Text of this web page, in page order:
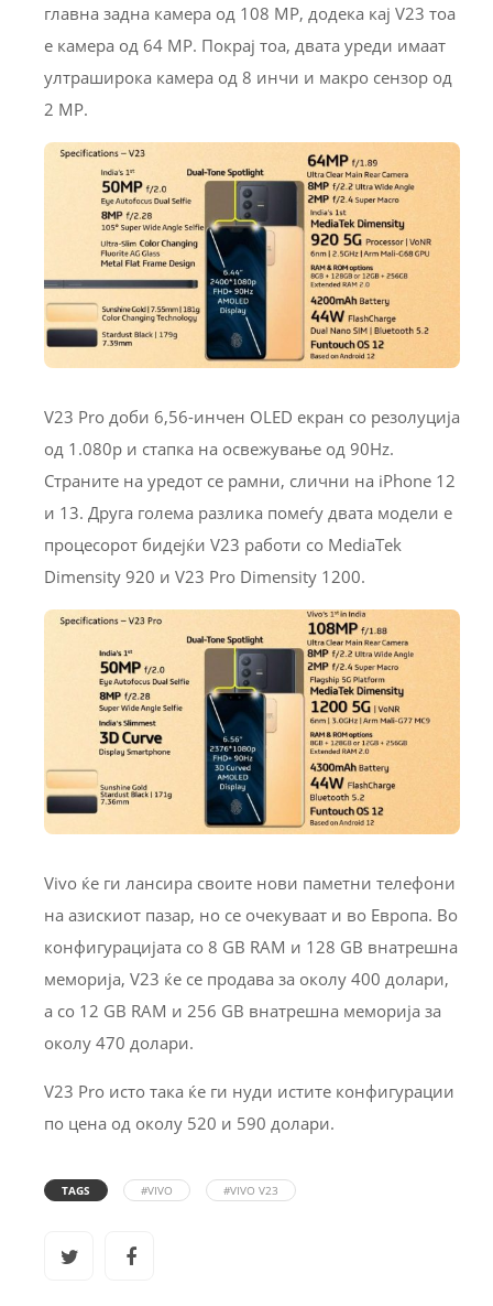
главна задна камера од 108 MP, додека кај V23 тоа
е камера од 64 MP. Покрај тоа, двата уреди имаат
ултраширока камера од 8 инчи и макро сензор од
2 MP.
V23 Pro доби 6,56-инчен OLED екран со резолуција
од 1.080p и стапка на освежување од 90Hz.
Страните на уредот се рамни, слични на iPhone 12
и 13. Друга голема разлика помеѓу двата модели е
процесорот бидејќи V23 работи со MediaTek
Dimensity 920 и V23 Pro Dimensity 1200.
Vivo ќе ги лансира своите нови паметни телефони
на азискиот пазар, но се очекуваат и во Европа. Во
конфигурацијата со 8 GB RAM и 128 GB внатрешна
меморија, V23 ќе се продава за околу 400 долари,
а со 12 GB RAM и 256 GB внатрешна меморија за
околу 470 долари.
V23 Pro исто така ќе ги нуди истите конфигурации
по цена од околу 520 и 590 долари.
TAGS #VIVO #VIVO V23